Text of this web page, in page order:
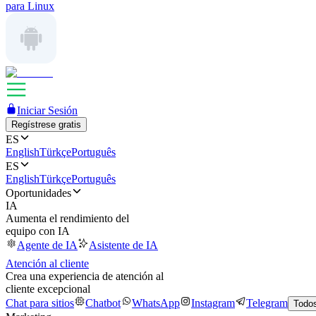
para Linux
Iniciar Sesión
Regístrese gratis
ES
EnglishTürkçePortuguês
ES
EnglishTürkçePortuguês
Oportunidades
IA
Aumenta el rendimiento del
equipo con IA
Agente de IA
Asistente de IA
Atención al cliente
Crea una experiencia de atención al
cliente excepcional
Chat para sitios
Chatbot WhatsApp Instagram Telegram